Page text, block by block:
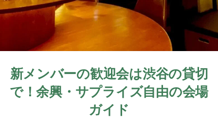
新メンバーの歓迎会は渋谷の貸切
で！余興・サプライズ自由の会場
ガイド